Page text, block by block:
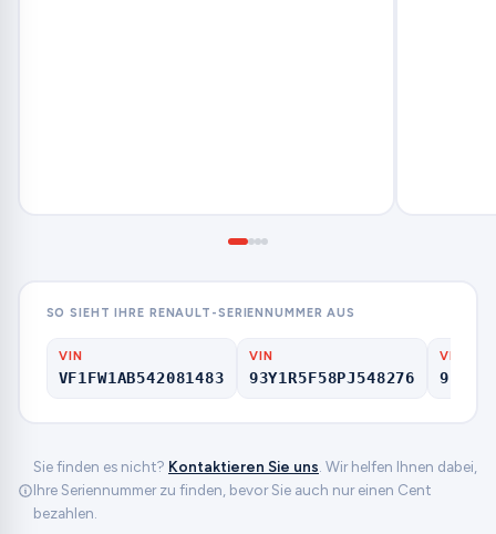
SO SIEHT IHRE RENAULT-SERIENNUMMER AUS
VIN
VF1FW1AB542081483
VIN
93Y1R5F58PJ548276
VIN
Sie finden es nicht? Kontaktieren Sie uns. Wir helfen Ihnen dabei,
Ihre Seriennummer zu finden, bevor Sie auch nur einen Cent
bezahlen.